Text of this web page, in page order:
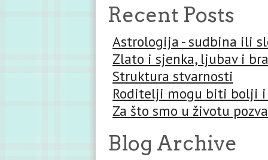
Recent Posts
Astrologija - sudbina ili
Zlato i sjenka, ljubav i
Struktura stvarnosti
Roditelji mogu biti bolji
Za što smo u životu
Blog Archive